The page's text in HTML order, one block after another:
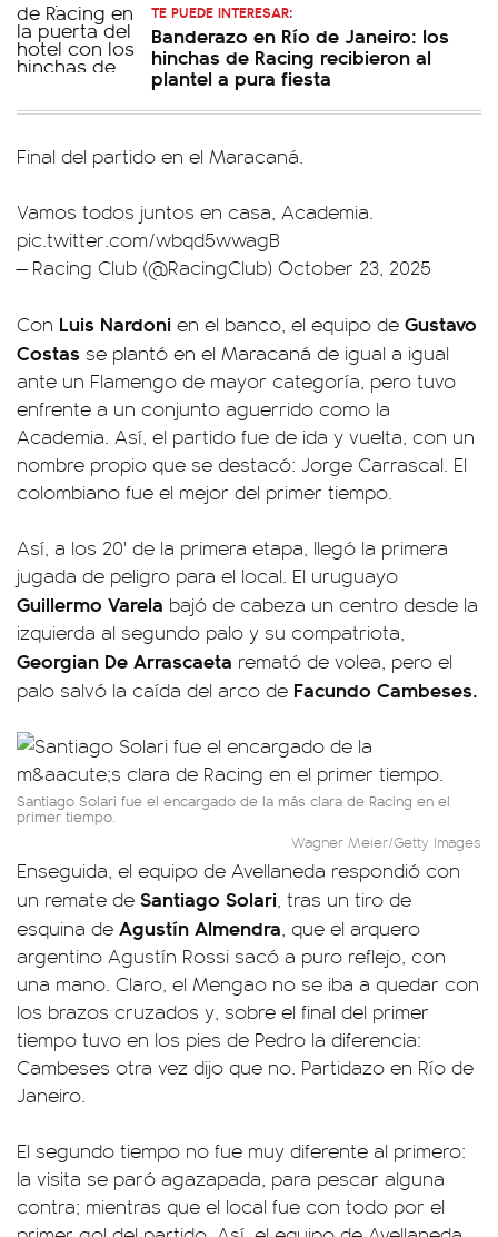
TE PUEDE INTERESAR:
Banderazo en Río de Janeiro: los
hinchas de Racing recibieron al
plantel a pura fiesta
Final del partido en el Maracaná.
Vamos todos juntos en casa, Academia.
pic.twitter.com/wbqd5wwagB
— Racing Club (@RacingClub) October 23, 2025
Con Luis Nardoni en el banco, el equipo de Gustavo
Costas se plantó en el Maracaná de igual a igual
ante un Flamengo de mayor categoría, pero tuvo
enfrente a un conjunto aguerrido como la
Academia. Así, el partido fue de ida y vuelta, con un
nombre propio que se destacó: Jorge Carrascal. El
colombiano fue el mejor del primer tiempo.
Así, a los 20' de la primera etapa, llegó la primera
jugada de peligro para el local. El uruguayo
Guillermo Varela bajó de cabeza un centro desde la
izquierda al segundo palo y su compatriota,
Georgian De Arrascaeta remató de volea, pero el
palo salvó la caída del arco de Facundo Cambeses.
Santiago Solari fue el encargado de la más clara de Racing en el
primer tiempo.
Wagner Meier/Getty Images
Enseguida, el equipo de Avellaneda respondió con
un remate de Santiago Solari, tras un tiro de
esquina de Agustín Almendra, que el arquero
argentino Agustín Rossi sacó a puro reflejo, con
una mano. Claro, el Mengao no se iba a quedar con
los brazos cruzados y, sobre el final del primer
tiempo tuvo en los pies de Pedro la diferencia:
Cambeses otra vez dijo que no. Partidazo en Río de
Janeiro.
El segundo tiempo no fue muy diferente al primero:
la visita se paró agazapada, para pescar alguna
contra; mientras que el local fue con todo por el